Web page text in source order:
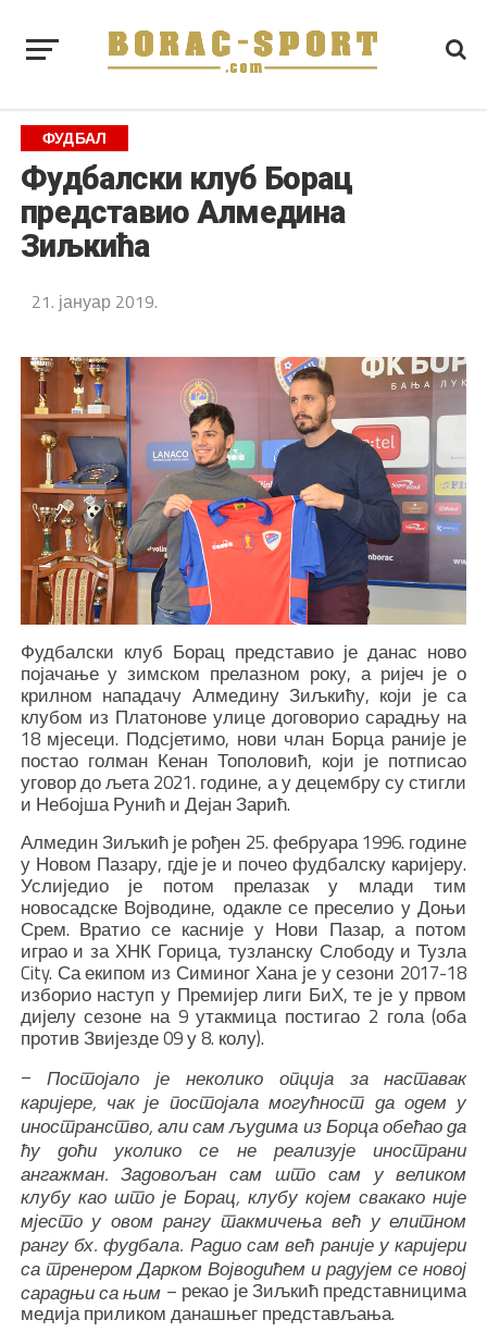
ФУДБАЛ
Фудбалски клуб Борац
представио Алмедина
Зиљкића
21. јануар 2019.
Фудбалски клуб Борац представио је данас ново
појачање у зимском прелазном року, а ријеч је о
крилном нападачу Алмедину Зиљкићу, који је са
клубом из Платонове улице договорио сарадњу на
18 мјесеци. Подсјетимо, нови члан Борца раније је
постао голман Кенан Тополовић, који је потписао
уговор до љета 2021. године, а у децембру су стигли
и Небојша Рунић и Дејан Зарић.
Алмедин Зиљкић је рођен 25. фебруара 1996. године
у Новом Пазару, гдје је и почео фудбалску каријеру.
Услиједио је потом прелазак у млади тим
новосадске Војводине, одакле се преселио у Доњи
Срем. Вратио се касније у Нови Пазар, а потом
играо и за ХНК Горица, тузланску Слободу и Тузла
City. Са екипом из Симиног Хана је у сезони 2017-18
изборио наступ у Премијер лиги БиХ, те је у првом
дијелу сезоне на 9 утакмица постигао 2 гола (оба
против Звијезде 09 у 8. колу).
–Постојало је неколико опција за наставак
каријере, чак је постојала могућност да одем у
иностранство, али сам људима из Борца обећао да
ћу доћи уколико се не реализује инострани
ангажман. Задовољан сам што сам у великом
клубу као што је Борац, клубу којем свакако није
мјесто у овом рангу такмичења већ у елитном
рангу бх. фудбала. Радио сам већ раније у каријери
са тренером Дарком Војводићем и радујем се новој
сарадњи са њим – рекао је Зиљкић представницима
медија приликом данашњег представљања.